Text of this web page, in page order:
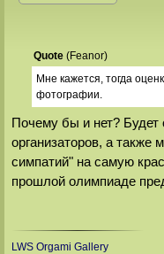
Quote(Feanor)
Мне кажется, тогда
фотографии.
Почему бы и нет? Будет
организаторов, а также
симпатий" на самую
прошлой олимпиаде
LWS Orgami Gallery